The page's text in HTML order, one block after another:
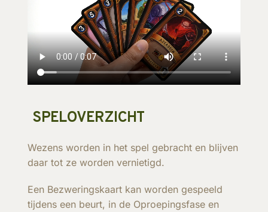
SPELOVERZICHT
Wezens worden in het spel gebracht en blijven
daar tot ze worden vernietigd.
Een Bezweringskaart kan worden gespeeld
tijdens een beurt, in de Oproepingsfase en